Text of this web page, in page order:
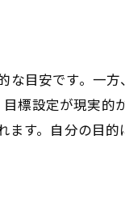
つ医療ダイエット
重目標設定の重要
へ導く体重管理
目安です。一
標設定が現実的
ます。自分の目